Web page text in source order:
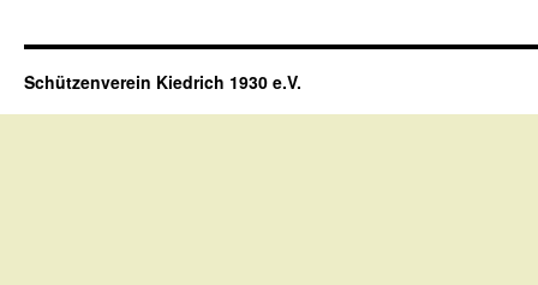
Schützenverein Kiedrich 1930 e.V.